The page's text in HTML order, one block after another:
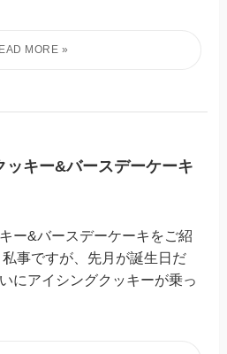
ッキー&バースデーケーキ
ー&バースデーケーキをご紹
事ですが、先月が誕生日だ
にアイシングクッキーが乗っ